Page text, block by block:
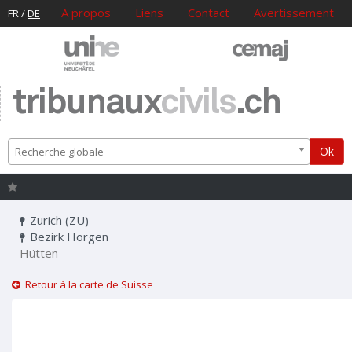
FR/DE A propos Liens Contact Avertissement
tribunauxcivils.ch
Recherche globale Ok
Zurich (ZU)
Bezirk Horgen
Hütten
Retour à la carte de Suisse